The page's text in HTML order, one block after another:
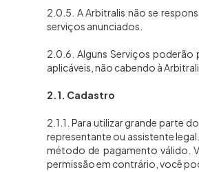
2.0.5. A Arbitralis não se
serviços anunciados.
2.0.6. Alguns Serviços
aplicáveis, não cabendo à
2.1. Cadastro
2.1.1. Para utilizar grande parte
representante ou assistente
método de pagamento válido.
permissão em contrário, você